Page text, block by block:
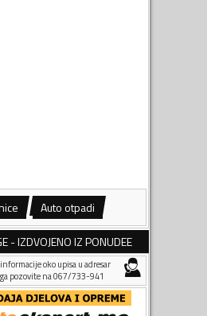
Auto otpadi
- IZDVOJENO IZ PONUDEE
oko upisa u adresar
pozovite na 067/733-941